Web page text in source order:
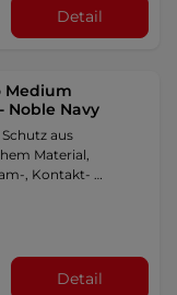
Detail
Medium
Noble Navy
aus
Material,
, Kontakt- …
Detail